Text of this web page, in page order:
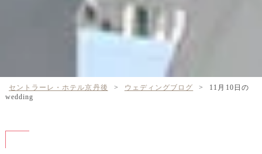
セントラーレ・ホテル京丹後 > ウェディングブログ >
11月10日の
wedding